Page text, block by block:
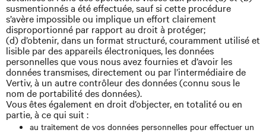
susmentionnés a été effectuée, sauf si cette procédure
s’avère impossible ou implique un effort clairement
disproportionné par rapport au droit à protéger;
(d) d’obtenir, dans un format structuré, couramment utilisé et
lisible par des appareils électroniques, les données
personnelles que vous nous avez fournies et d’avoir les
données transmises, directement ou par l’intermédiaire de
Vertiv, à un autre contrôleur des données (connu sous le
nom de portabilité des données).
Vous êtes également en droit d’objecter, en totalité ou en
partie, à ce qui suit :
au traitement de vos données personnelles pour effectuer un